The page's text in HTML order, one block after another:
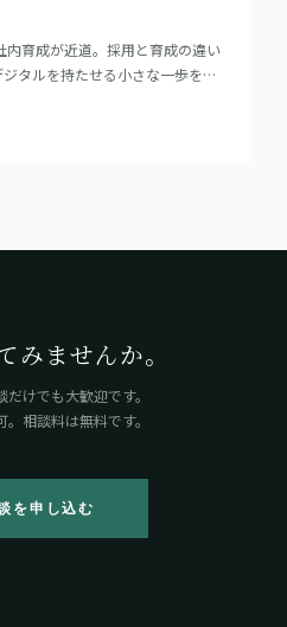
内育成が近道。採用と育成の違い
タルを持たせる小さな一歩を、
みませんか。
けでも大歓迎です。
相談料は無料です。
を申し込む